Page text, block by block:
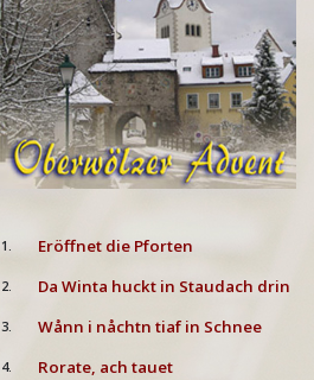
1. Eröffnet die Pforten
2. Da Winta huckt in Staudach drin
3. Wånn i nåchtn tiaf in Schnee
4. Rorate, ach tauet